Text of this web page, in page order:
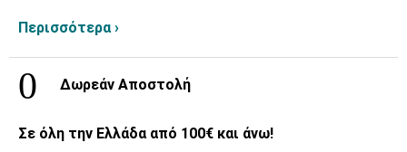
Περισσότερα ›
Δωρεάν Αποστολή
Σε όλη την Ελλάδα από 100€ και άνω!